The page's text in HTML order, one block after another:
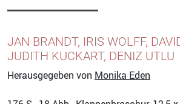
JAN BRANDT, IRIS WOLFF,
JUDITH KUCKART, DENIZ UTLU
Herausgegeben von Monika Eden